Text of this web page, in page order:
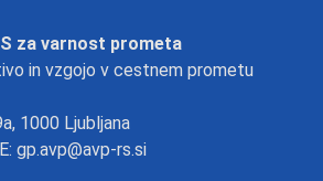
za varnost prometa
in vzgojo v cestnem prometu
1000 Ljubljana
gp.avp@avp-rs.si